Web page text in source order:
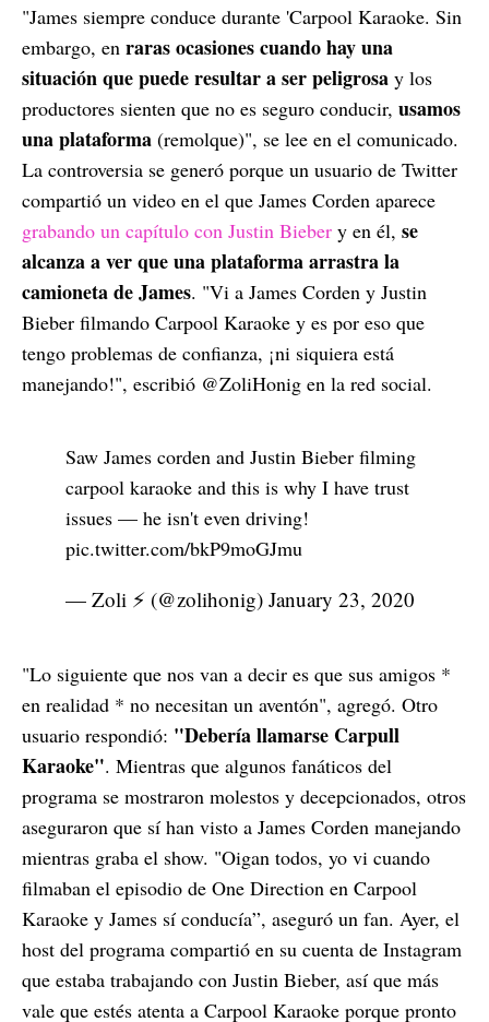
"James siempre conduce durante 'Carpool Karaoke. Sin
embargo, en raras ocasiones cuando hay una
situación que puede resultar a ser peligrosa y los
productores sienten que no es seguro conducir, usamos
una plataforma (remolque)", se lee en el comunicado.
La controversia se generó porque un usuario de Twitter
compartió un video en el que James Corden aparece
grabando un capítulo con Justin Bieber y en él, se
alcanza a ver que una plataforma arrastra la
camioneta de James. "Vi a James Corden y Justin
Bieber filmando Carpool Karaoke y es por eso que
tengo problemas de confianza, ¡ni siquiera está
manejando!", escribió @ZoliHonig en la red social.
Saw James corden and Justin Bieber filming
carpool karaoke and this is why I have trust
issues — he isn't even driving!
pic.twitter.com/bkP9moGJmu
— Zoli ⚡️ (@zolihonig) January 23, 2020
"Lo siguiente que nos van a decir es que sus amigos *
en realidad * no necesitan un aventón", agregó. Otro
usuario respondió: "Debería llamarse Carpull
Karaoke". Mientras que algunos fanáticos del
programa se mostraron molestos y decepcionados, otros
aseguraron que sí han visto a James Corden manejando
mientras graba el show. "Oigan todos, yo vi cuando
filmaban el episodio de One Direction en Carpool
Karaoke y James sí conducía”, aseguró un fan. Ayer, el
host del programa compartió en su cuenta de Instagram
que estaba trabajando con Justin Bieber, así que más
vale que estés atenta a Carpool Karaoke porque pronto